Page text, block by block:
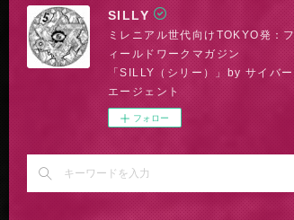
SILLY
ミレニアル世代向けTOKYO発：フ
ィールドワークマガジン
「SILLY（シリー）」by サイバー
エージェント
フォロー